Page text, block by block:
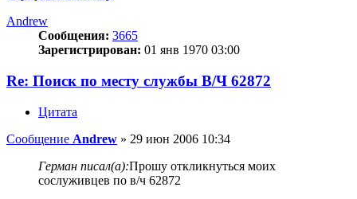
Andrew
Сообщения: 3665
Зарегистрирован: 01 янв 1970 03:00
Re: Поиск по месту службы В/Ч 62872
Цитата
Сообщение Andrew » 29 июн 2006 10:34
Герман писал(а):Прошу откликнуться моих
сослуживцев по в/ч 62872